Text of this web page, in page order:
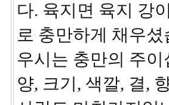
다. 육지면 육지 강
로 충만하게 채우
우시는 충만의 주
양, 크기, 색깔, 결,